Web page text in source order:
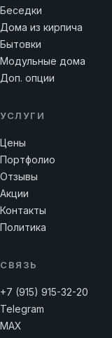
Беседки
Дома из кирпича
Бытовки
Модульные дома
Доп. опции
УСЛУГИ
Цены
Портфолио
Отзывы
Акции
Контакты
Политика
СВЯЗЬ
+7 (915) 915-32-20
Telegram
MAX